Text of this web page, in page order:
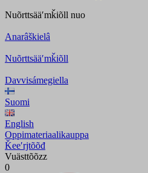
Nuõrttsääʹmǩiõll nuo
Anarâškielâ
Nuõrttsääʹmǩiõll
Davvisámegiella
Suomi
English
Oppimateriaalikauppa
Ǩeeʹrjtõõđ
Vuästtõõzz
0